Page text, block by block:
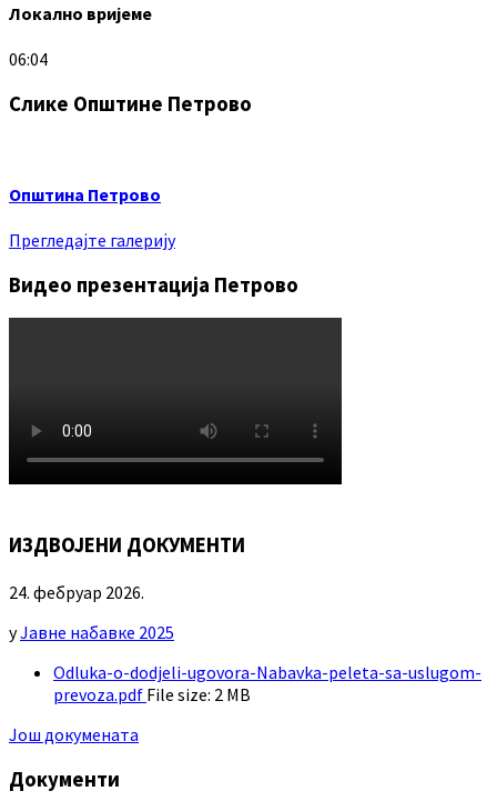
Локално вријеме
06:04
Слике Општине Петрово
Општина Петрово
Прегледајте галерију
Видео презентација Петрово
ИЗДВОЈЕНИ ДОКУМЕНТИ
24. фебруар 2026.
уJавне набавке 2025
Odluka-o-dodjeli-ugovora-Nabavka-peleta-sa-uslugom-
prevoza.pdf File size: 2 MB
Још докумената
Документи